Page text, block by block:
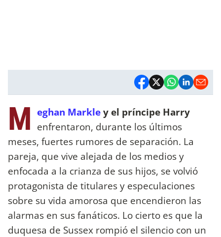
M eghan Markley el príncipe Harry
enfrentaron, durante los últimos
meses, fuertes rumores de separación. La
pareja, que vive alejada de los medios y
enfocada a la crianza de sus hijos, se volvió
protagonista de titulares y especulaciones
sobre su vida amorosa que encendieron las
alarmas en sus fanáticos. Lo cierto es que la
duquesa de Sussex rompió el silencio con un